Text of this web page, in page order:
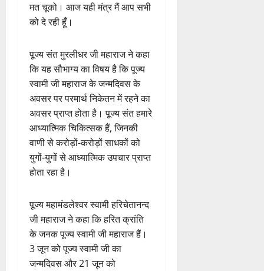
मत चूको। आज यही मंत्र मैं आप सभी
को दे रही हूँ।
पूज्य संत मुरलीधर जी महाराज ने कहा
कि यह सौभाग्य का विषय है कि पूज्य
स्वामी जी महाराज के जन्मदिवस के
अवसर पर परमार्थ निकेतन में रहने का
अवसर प्राप्त होता है। पूज्य संत हमारे
आध्यात्मिक चिकित्सक हैं, जिनकी
वाणी से करोड़ों-करोड़ों साधकों को
युगों-युगों से आध्यात्मिक उपचार प्राप्त
होता रहा है।
पूज्य महामंडलेश्वर स्वामी हरिचेतानन्द
जी महाराज ने कहा कि हरित क्रांति
के जनक पूज्य स्वामी जी महाराज हैं।
3 जून को पूज्य स्वामी जी का
जन्मदिवस और 21 जून को